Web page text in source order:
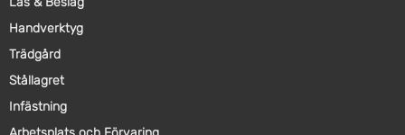
Handverktyg
Trädgård
Stållagret
Infästning